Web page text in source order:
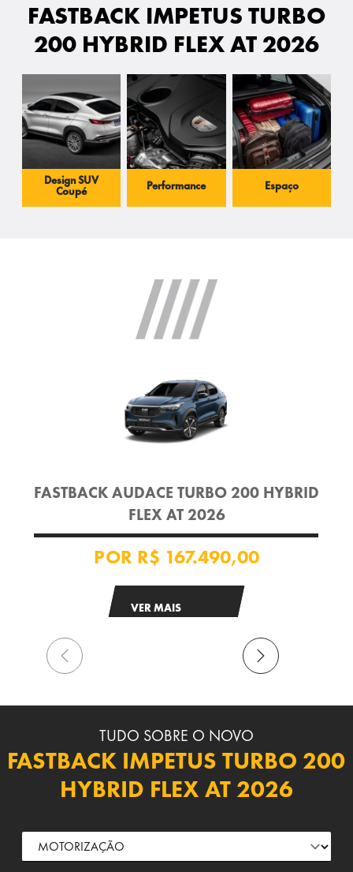
FASTBACK IMPETUS TURBO
200 HYBRID FLEX AT 2026
Design SUV
Coupé
Performance Espaço
FASTBACK AUDACE TURBO 200 HYBRID
FLEX AT 2026
POR R$ 167.490,00
VER MAIS
TUDO SOBRE O NOVO
FASTBACK IMPETUS TURBO 200
HYBRID FLEX AT 2026